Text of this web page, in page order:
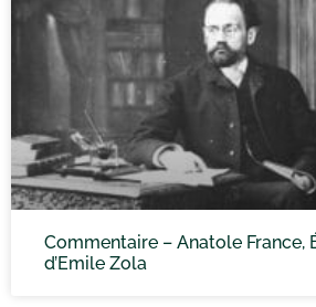
Commentaire – Anatole France,
d’Emile Zola